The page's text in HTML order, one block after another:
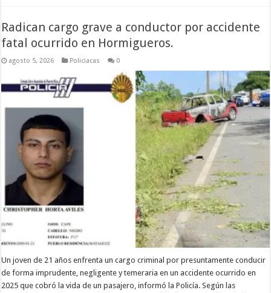
Radican cargo grave a conductor por accidente
fatal ocurrido en Hormigueros.
agosto 5, 2026 Policiacas 0
Un joven de 21 años enfrenta un cargo criminal por presuntamente conducir
de forma imprudente, negligente y temeraria en un accidente ocurrido en
2025 que cobró la vida de un pasajero, informó la Policía. Según las